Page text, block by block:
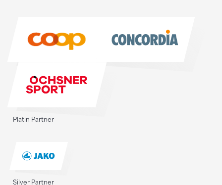
Platin Partner
Silver Partner